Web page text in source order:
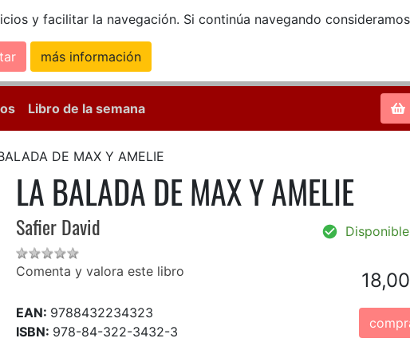
y facilitar la navegación. Si continúa navegando
más información
Libro de la semana
DE MAX Y AMELIE
LA BALADA DE MAX Y AMELIE
Safier David
Comenta y valora este libro
EAN: 9788432234323
ISBN: 978-84-322-3432-3